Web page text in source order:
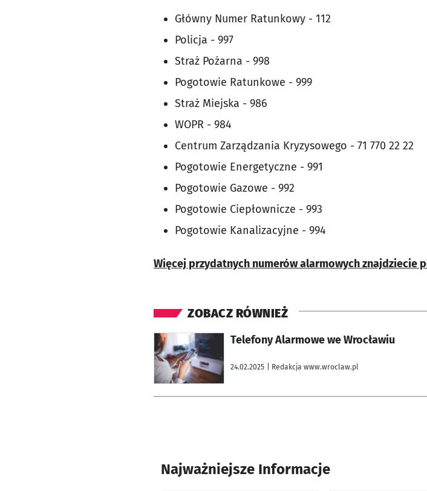
Główny Numer Ratunkowy - 112
Policja - 997
Straż Pożarna - 998
Pogotowie Ratunkowe - 999
Straż Miejska - 986
WOPR - 984
Centrum Zarządzania Kryzysowego - 71 770 22 22
Pogotowie Energetyczne - 991
Pogotowie Gazowe - 992
Pogotowie Ciepłownicze - 993
Pogotowie Kanalizacyjne - 994
Więcej przydatnych numerów alarmowych znajdziecie
ZOBACZ RÓWNIEŻ
Telefony Alarmowe we Wrocławiu
24.02.2025 | Redakcja www.wroclaw.pl
otworzy się w nowej karcie
Najważniejsze Informacje